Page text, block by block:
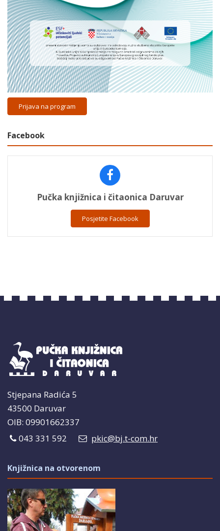
Prijava na program
Facebook
Pučka knjižnica i čitaonica Daruvar
Posjetite Facebook
Stjepana Radića 5
43500 Daruvar
OIB: 09901662337
043 331 592
pkic@bj.t-com.hr
Knjižnica na otvorenom